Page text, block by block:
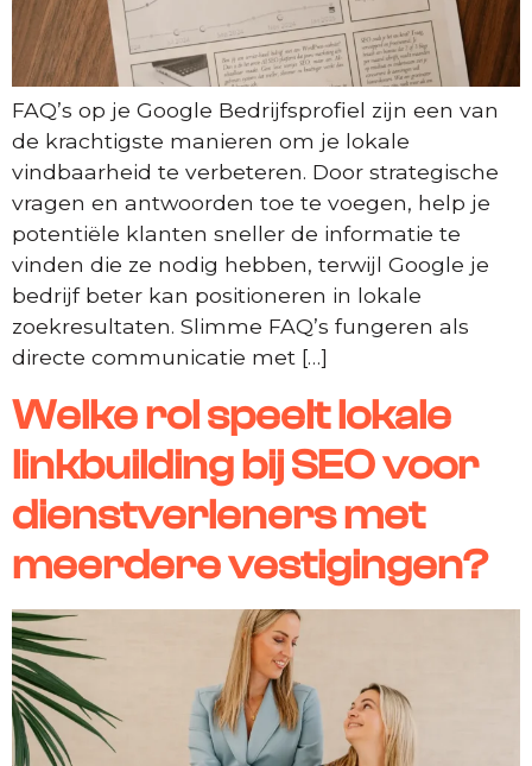
FAQ’s op je Google Bedrijfsprofiel zijn een van
de krachtigste manieren om je lokale
vindbaarheid te verbeteren. Door strategische
vragen en antwoorden toe te voegen, help je
potentiële klanten sneller de informatie te
vinden die ze nodig hebben, terwijl Google je
bedrijf beter kan positioneren in lokale
zoekresultaten. Slimme FAQ’s fungeren als
directe communicatie met […]
Welke rol speelt lokale
linkbuilding bij SEO voor
dienstverleners met
meerdere vestigingen?